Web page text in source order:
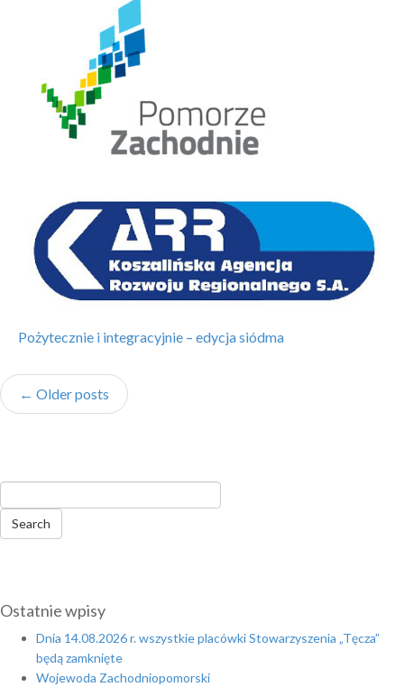
Pożytecznie i integracyjnie – edycja siódma
← Older posts
Ostatnie wpisy
Dnia 14.08.2026 r. wszystkie placówki Stowarzyszenia „Tęcza”
będą zamknięte
Wojewoda Zachodniopomorski